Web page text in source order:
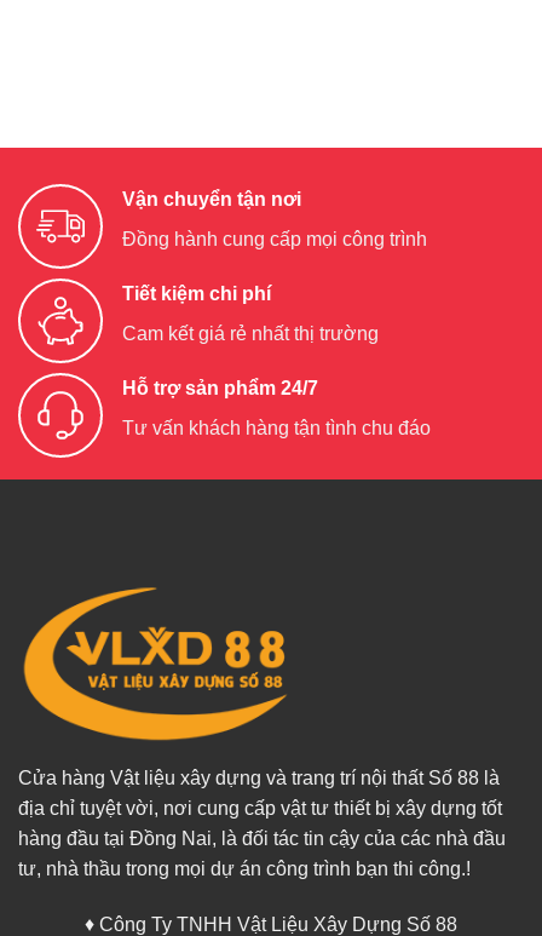
Vận chuyển tận nơi
Đồng hành cung cấp mọi công trình
Tiết kiệm chi phí
Cam kết giá rẻ nhất thị trường
Hỗ trợ sản phẩm 24/7
Tư vấn khách hàng tận tình chu đáo
Cửa hàng Vật liệu xây dựng và trang trí nội thất Số 88 là
địa chỉ tuyệt vời, nơi cung cấp vật tư thiết bị xây dựng tốt
hàng đầu tại Đồng Nai, là đối tác tin cậy của các nhà đầu
tư, nhà thầu trong mọi dự án công trình bạn thi công.!
♦ Công Ty TNHH Vật Liệu Xây Dựng Số 88